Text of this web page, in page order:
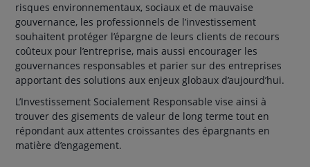
risques environnementaux, sociaux et de mauvaise
gouvernance, les professionnels de l’investissement
souhaitent protéger l’épargne de leurs clients de recours
coûteux pour l’entreprise, mais aussi encourager les
gouvernances responsables et parier sur des entreprises
apportant des solutions aux enjeux globaux d’aujourd’hui.
L’Investissement Socialement Responsable vise ainsi à
trouver des gisements de valeur de long terme tout en
répondant aux attentes croissantes des épargnants en
matière d’engagement.